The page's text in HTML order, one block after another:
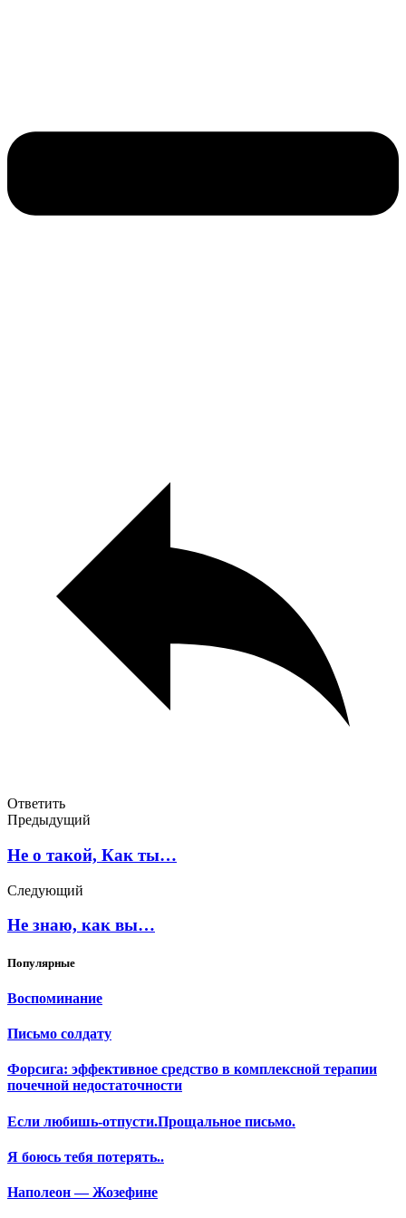
Ответить
Предыдущий
Не о такой, Как ты…
Следующий
Не знаю, как вы…
Популярные
Воспоминание
Письмо солдату
Форсига: эффективное средство в комплексной терапии
почечной недостаточности
Если любишь-отпусти.Прощальное письмо.
Я боюсь тебя потерять..
Наполеон — Жозефине